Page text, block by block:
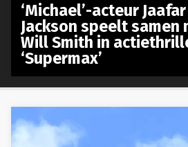
‘Michael’-acteur Jaafar
Jackson speelt samen
Will Smith in
‘Supermax’